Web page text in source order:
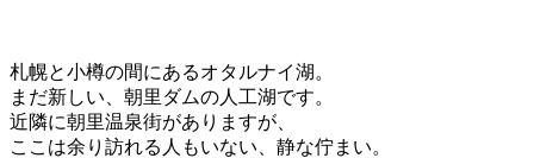
札幌と小樽の間にあるオタルナイ湖。
まだ新しい、朝里ダムの人工湖です。
近隣に朝里温泉街がありますが、
ここは余り訪れる人もいない、静な佇まい。